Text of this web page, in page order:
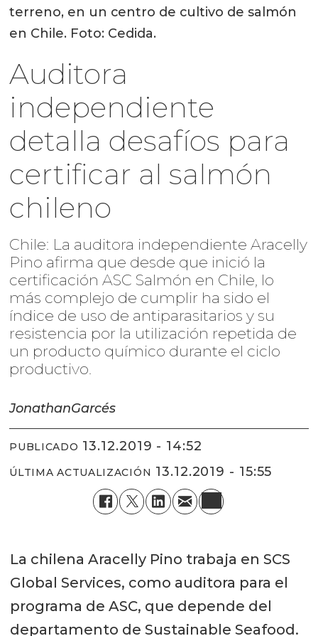
terreno, en un centro de cultivo de salmón
en Chile. Foto: Cedida.
Auditora
independiente
detalla desafíos para
certificar al salmón
chileno
Chile: La auditora independiente Aracelly
Pino afirma que desde que inició la
certificación ASC Salmón en Chile, lo
más complejo de cumplir ha sido el
índice de uso de antiparasitarios y su
resistencia por la utilización repetida de
un producto químico durante el ciclo
productivo.
JonathanGarcés
PUBLICADO 13.12.2019 - 14:52
ÚLTIMA ACTUALIZACIÓN 13.12.2019 - 15:55
La chilena Aracelly Pino trabaja en SCS
Global Services, como auditora para el
programa de ASC, que depende del
departamento de Sustainable Seafood.